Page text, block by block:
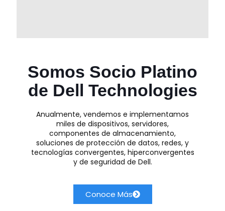
Somos Socio Platino
de Dell Technologies
Anualmente, vendemos e implementamos
miles de dispositivos, servidores,
componentes de almacenamiento,
soluciones de protección de datos, redes, y
tecnologías convergentes, hiperconvergentes
y de seguridad de Dell.
Conoce Más